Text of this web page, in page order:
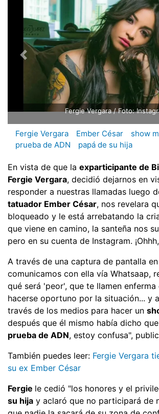
Fergie Vergara / Foto:
Fergie Vergara Ember César
show
prueba de ADN
papá de su hija
En vista de que la exparticipante de
Fergie Vergara, decidió dejarnos en
responder a nuestras llamadas luego
tatuador Ember César, nos revelara
bloqueado y le está arrebatando la
que viene en camino, la santeña nos
pero en su cuenta de Instagram.
A través de una captura de pantalla
comunicamos con ella vía Whatsaap,
qué será 'peor', que te llamen
hacerse oportuno por la situación... y
través de los medios para hacer un
después que él mismo había dicho
prueba de ADN, estoy confusa",
También puedes leer: Fergie Vergara
su ex Ember César
Fergie le cedió "los honores y el
su hija y aclaró que no participará de